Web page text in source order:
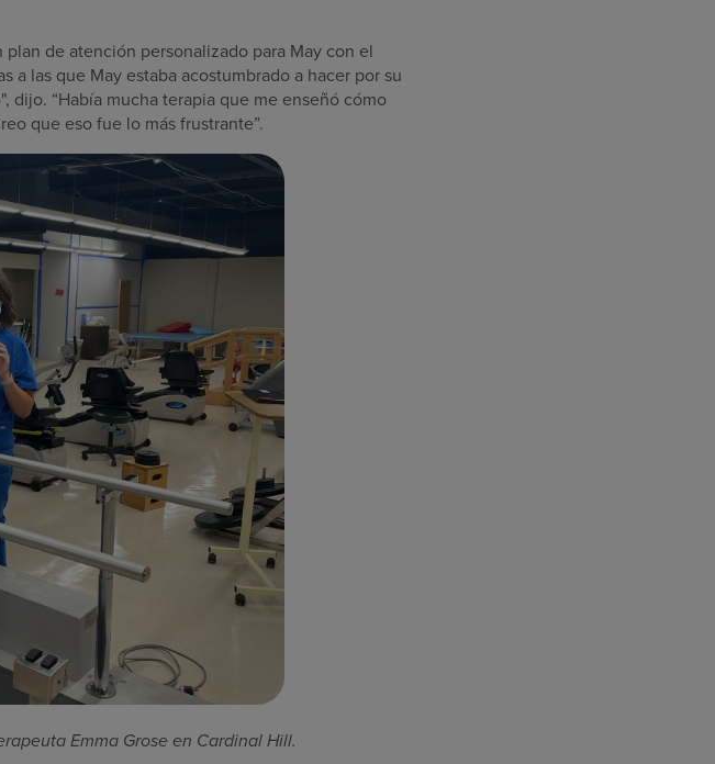
de atención personalizado para May con el
a las que May estaba acostumbrado a hacer por su
dijo. “Había mucha terapia que me enseñó cómo
que eso fue lo más frustrante”.
Emma Grose en Cardinal Hill.